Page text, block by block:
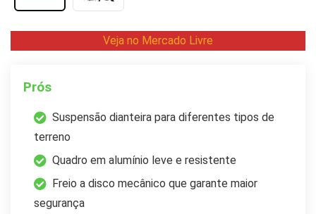
Veja no Mercado Livre
Prós
Suspensão dianteira para diferentes tipos de
terreno
Quadro em alumínio leve e resistente
Freio a disco mecânico que garante maior
segurança